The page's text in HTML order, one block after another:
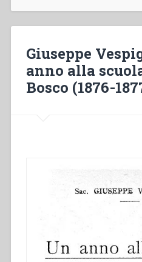
Giuseppe
anno alla
Bosco (1876-